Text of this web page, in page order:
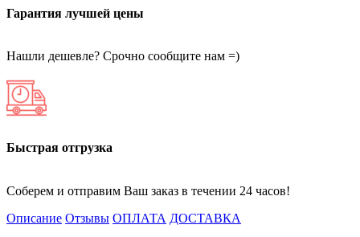
Гарантия лучшей цены
Нашли дешевле? Срочно сообщите нам =)
Быстрая отгрузка
Соберем и отправим Ваш заказ в течении 24 часов!
Описание Отзывы ОПЛАТА ДОСТАВКА